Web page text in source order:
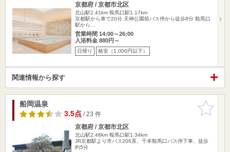
京都府 / 京都市北区
北山駅2.41km 鞍馬口駅1.17km
京都駅から車で20分 天神公園前バス停から徒歩8分 鞍馬口
駅から…
営業時間 14:00～26:00
入浴料金 880円～
日帰り 格安（1,000円以下）
関連情報から探す
お気に入
りに追加
船岡温泉
3.5点/ 23 件
京都府 / 京都市北区
北山駅2.48km 鞍馬口駅1.34km
JR京都駅より市バス206系、千本鞍馬口バス停下車、徒歩
約5分